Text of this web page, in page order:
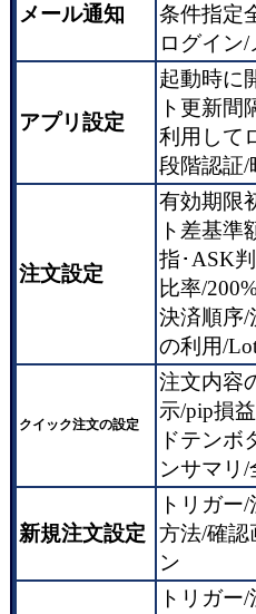
メール通知
条件指定
ログイン
アプリ設定
起動時に
ト更新間
利用して
段階認証/
注文設定
有効期限
ト差基
指･ASK
比率/
決済順序/
の利用/
クイック注文の設定
注文内容
示/pip損
ドテンボ
ンサマリ
新規注文設定
トリガー
方法/確認
ン
トリガー